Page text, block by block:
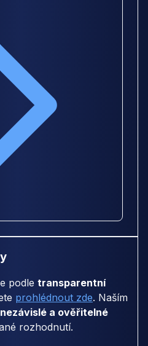
podle transparentní
prohlédnout zde. Naším
nezávislé a ověřitelné
rozhodnutí.